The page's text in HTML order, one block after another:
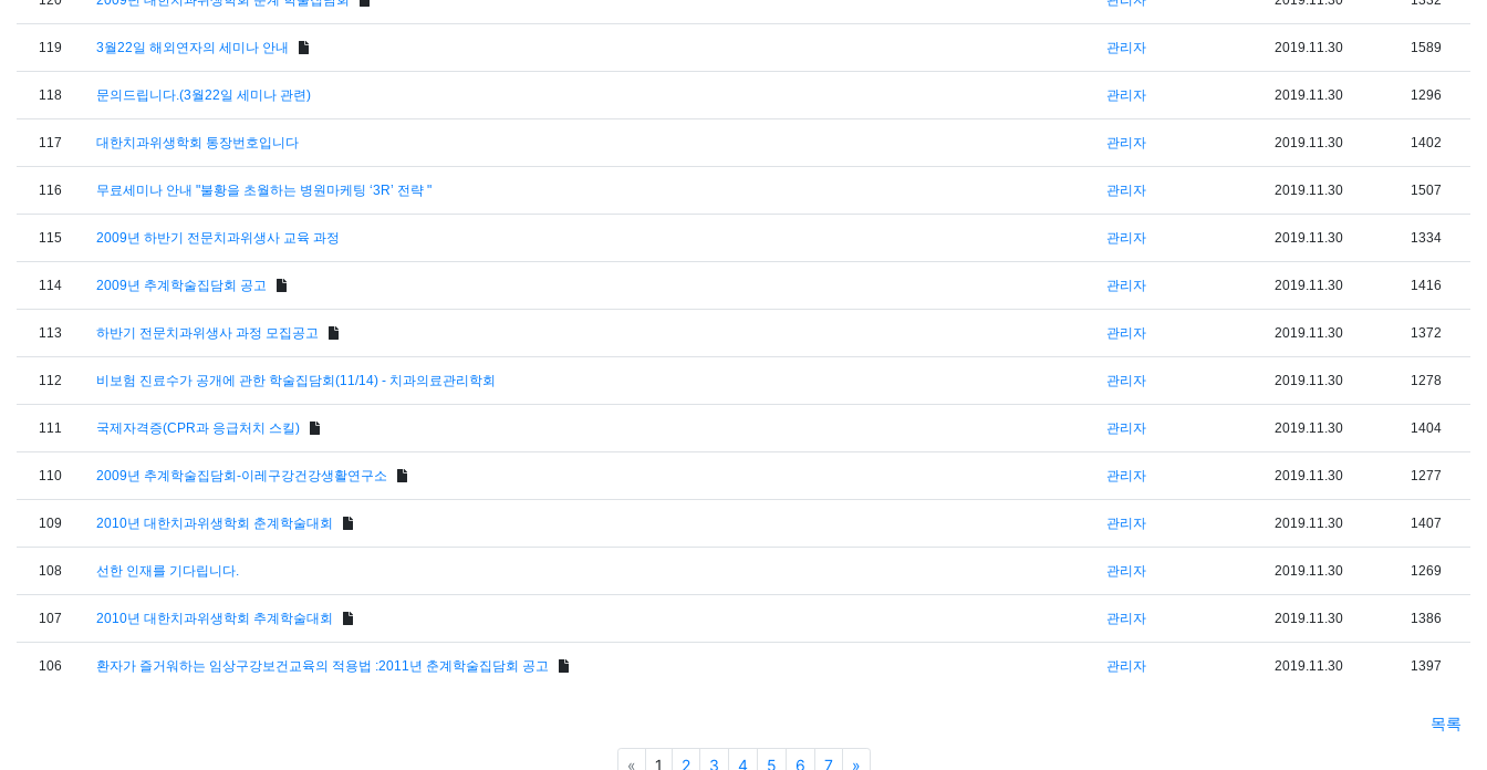
119 3월22일 해외연자의 세미나 안내 관리자 2019.11.30 1589
118 문의드립니다.(3월22일 세미나 관련) 관리자 2019.11.30 1296
117 대한치과위생학회 통장번호입니다 관리자 2019.11.30 1402
116 무료세미나 안내 "불황을 초월하는 병원마케팅 ‘3R’ 전략 " 관리자 2019.11.30 1507
115 2009년 하반기 전문치과위생사 교육 과정 관리자 2019.11.30 1334
114 2009년 추계학술집담회 공고 관리자 2019.11.30 1416
113 하반기 전문치과위생사 과정 모집공고 관리자 2019.11.30 1372
112 비보험 진료수가 공개에 관한 학술집담회(11/14) - 치과의료관리학회 관리자 2019.11.30 1278
111 국제자격증(CPR과 응급처치 스킬) 관리자 2019.11.30 1404
110 2009년 추계학술집담회-이레구강건강생활연구소 관리자 2019.11.30 1277
109 2010년 대한치과위생학회 춘계학술대회 관리자 2019.11.30 1407
108 선한 인재를 기다립니다. 관리자 2019.11.30 1269
107 2010년 대한치과위생학회 추계학술대회 관리자 2019.11.30 1386
106 환자가 즐거워하는 임상구강보건교육의 적용법 :2011년 춘계학술집담회 공고 관리자 2019.11.30 1397
목록
« Previous
1 2 3 4 5 6 7 »Next